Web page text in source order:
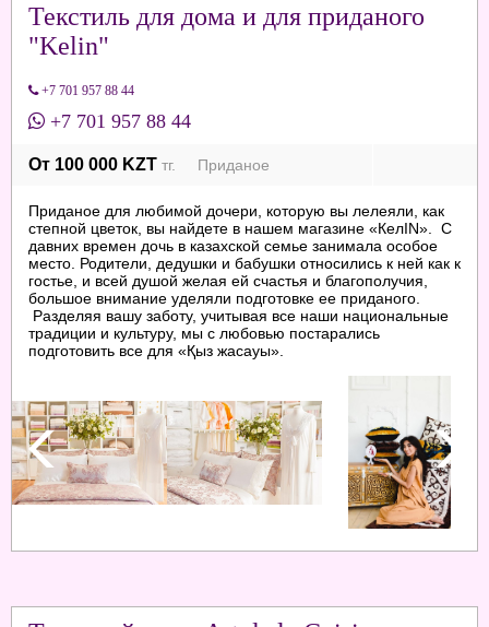
Текстиль для дома и для приданого
"Kelin"
+7 701 957 88 44
+7 701 957 88 44
От 100 000 KZT тг. Приданое
Приданое для любимой дочери, которую вы лелеяли, как
степной цветок, вы найдете в нашем магазине «КелIN». С
давних времен дочь в казахской семье занимала особое
место. Родители, дедушки и бабушки относились к ней как к
гостье, и всей душой желая ей счастья и благополучия,
большое внимание уделяли подготовке ее приданого.
Разделяя вашу заботу, учитывая все наши национальные
традиции и культуру, мы с любовью постарались
подготовить все для «Қыз жасауы».